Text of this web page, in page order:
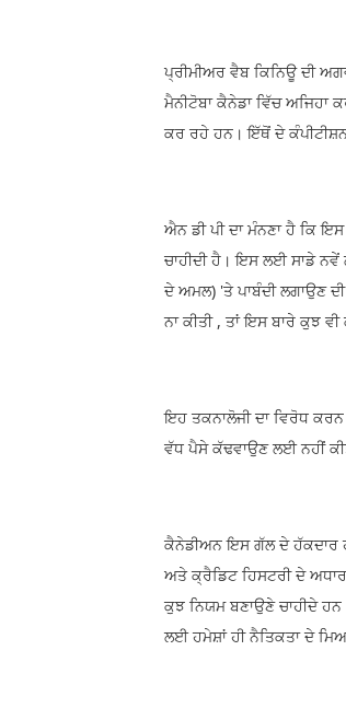
ਪ੍ਰੀਮੀਅਰ ਵੈਬ ਕਿਨਿਊ ਦੀ
ਮੈਨੀਟੋਬਾ ਕੈਨੇਡਾ ਵਿੱਚ ਅਜਿਹਾ
ਕਰ ਰਹੇ ਹਨ। ਇੱਥੋਂ ਦੇ ਕੰਪੀਟੀਸ਼ਨ
ਐਨ ਡੀ ਪੀ ਦਾ ਮੰਨਣਾ ਹੈ ਕਿ
ਚਾਹੀਦੀ ਹੈ। ਇਸ ਲਈ ਸਾਡੇ
ਦੇ ਅਮਲ) 'ਤੇ ਪਾਬੰਦੀ ਲਗਾਉਣ
ਨਾ ਕੀਤੀ , ਤਾਂ ਇਸ ਬਾਰੇ ਕੁਝ
ਇਹ ਤਕਨਾਲੋਜੀ ਦਾ ਵਿਰੋਧ
ਵੱਧ ਪੈਸੇ ਕੱਢਵਾਉਣ ਲਈ ਨਹੀਂ
ਕੈਨੇਡੀਅਨ ਇਸ ਗੱਲ ਦੇ ਹੱਕਦਾਰ
ਅਤੇ ਕ੍ਰੈਡਿਟ ਹਿਸਟਰੀ ਦੇ
ਕੁਝ ਨਿਯਮ ਬਣਾਉਣੇ ਚਾਹੀਦੇ
ਲਈ ਹਮੇਸ਼ਾਂ ਹੀ ਨੈਤਿਕਤਾ ਦੇ